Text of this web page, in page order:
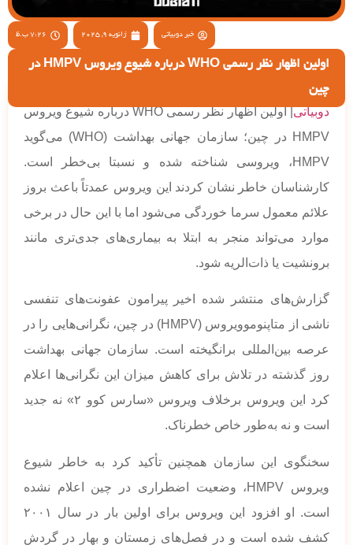
خبر دوبیاتی ژانویه 9, 2025 7:26 ب.ظ
اولین اظهار نظر رسمی WHO درباره شیوع ویروس HMPV در
چین
دوبیاتی
| اولین اظهار نظر رسمی WHO درباره شیوع ویروس
HMPV در چین؛ سازمان جهانی بهداشت (WHO) می‌گوید
HMPV، ویروسی شناخته شده و نسبتا بی‌خطر است.
کارشناسان خاطر نشان کردند این ویروس عمدتاً باعث بروز
علائم معمول سرما خوردگی می‌شود اما با این حال در برخی
موارد می‌تواند منجر به ابتلا به بیماری‌های جدی‌تری مانند
برونشیت یا ذات‌الریه شود.
گزارش‌های منتشر شده اخیر پیرامون عفونت‌های تنفسی
ناشی از متاپنوموویروس (HMPV) در چین، نگرانی‌هایی را در
عرصه بین‌المللی برانگیخته است. سازمان جهانی بهداشت
روز گذشته در تلاش برای کاهش میزان این نگرانی‌ها اعلام
کرد این ویروس برخلاف ویروس «سارس کوو ۲» نه جدید
است و نه به‌طور خاص خطرناک.
سخنگوی این سازمان همچنین تأکید کرد به خاطر شیوع
ویروس HMPV، وضعیت اضطراری در چین اعلام نشده
است. او افزود این ویروس برای اولین بار در سال ۲۰۰۱
کشف شده است و در فصل‌های زمستان و بهار در گردش